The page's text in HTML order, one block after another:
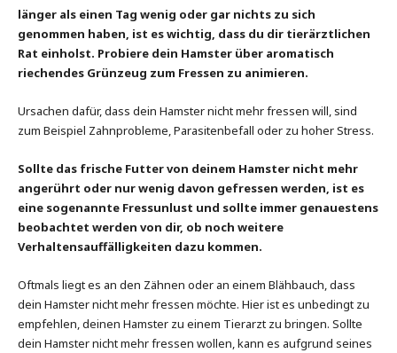
länger als einen Tag wenig oder gar nichts zu sich
genommen haben, ist es wichtig, dass du dir tierärztlichen
Rat einholst. Probiere dein Hamster über aromatisch
riechendes Grünzeug zum Fressen zu animieren.
Ursachen dafür, dass dein Hamster nicht mehr fressen will, sind
zum Beispiel Zahnprobleme, Parasitenbefall oder zu hoher Stress.
Sollte das frische Futter von deinem Hamster nicht mehr
angerührt oder nur wenig davon gefressen werden, ist es
eine sogenannte Fressunlust und sollte immer genauestens
beobachtet werden von dir, ob noch weitere
Verhaltensauffälligkeiten dazu kommen.
Oftmals liegt es an den Zähnen oder an einem Blähbauch, dass
dein Hamster nicht mehr fressen möchte. Hier ist es unbedingt zu
empfehlen, deinen Hamster zu einem Tierarzt zu bringen. Sollte
dein Hamster nicht mehr fressen wollen, kann es aufgrund seines